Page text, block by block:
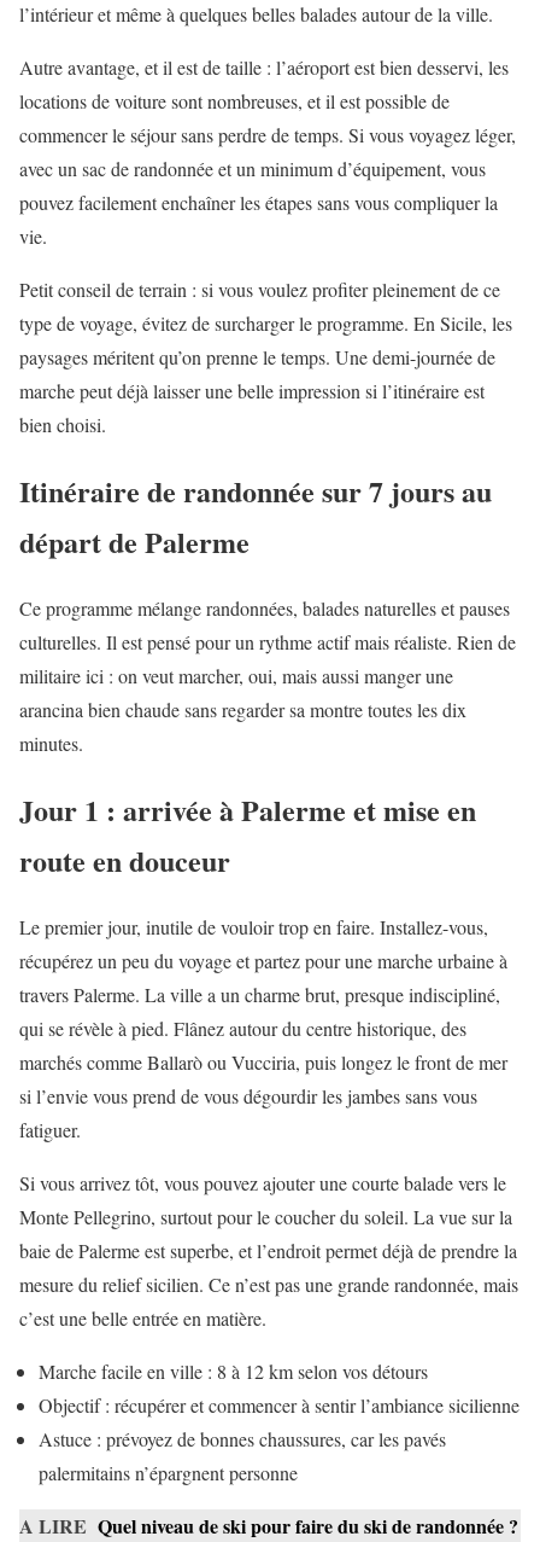
l’intérieur et même à quelques belles balades autour de la ville.
Autre avantage, et il est de taille : l’aéroport est bien desservi, les
locations de voiture sont nombreuses, et il est possible de
commencer le séjour sans perdre de temps. Si vous voyagez léger,
avec un sac de randonnée et un minimum d’équipement, vous
pouvez facilement enchaîner les étapes sans vous compliquer la
vie.
Petit conseil de terrain : si vous voulez profiter pleinement de ce
type de voyage, évitez de surcharger le programme. En Sicile, les
paysages méritent qu’on prenne le temps. Une demi-journée de
marche peut déjà laisser une belle impression si l’itinéraire est
bien choisi.
Itinéraire de randonnée sur 7 jours au
départ de Palerme
Ce programme mélange randonnées, balades naturelles et pauses
culturelles. Il est pensé pour un rythme actif mais réaliste. Rien de
militaire ici : on veut marcher, oui, mais aussi manger une
arancina bien chaude sans regarder sa montre toutes les dix
minutes.
Jour 1 : arrivée à Palerme et mise en
route en douceur
Le premier jour, inutile de vouloir trop en faire. Installez-vous,
récupérez un peu du voyage et partez pour une marche urbaine à
travers Palerme. La ville a un charme brut, presque indiscipliné,
qui se révèle à pied. Flânez autour du centre historique, des
marchés comme Ballarò ou Vucciria, puis longez le front de mer
si l’envie vous prend de vous dégourdir les jambes sans vous
fatiguer.
Si vous arrivez tôt, vous pouvez ajouter une courte balade vers le
Monte Pellegrino, surtout pour le coucher du soleil. La vue sur la
baie de Palerme est superbe, et l’endroit permet déjà de prendre la
mesure du relief sicilien. Ce n’est pas une grande randonnée, mais
c’est une belle entrée en matière.
Marche facile en ville : 8 à 12 km selon vos détours
Objectif : récupérer et commencer à sentir l’ambiance sicilienne
Astuce : prévoyez de bonnes chaussures, car les pavés
palermitains n’épargnent personne
A LIRE Quel niveau de ski pour faire du ski de randonnée ?